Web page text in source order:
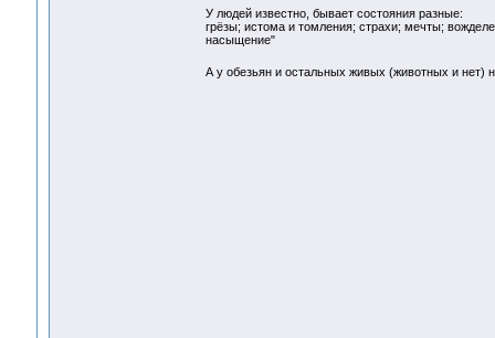
У людей известно, бывает состояния разные:
грёзы; истома и томления; страхи; мечты;
насыщение"
А у обезьян и остальных живых (животных и